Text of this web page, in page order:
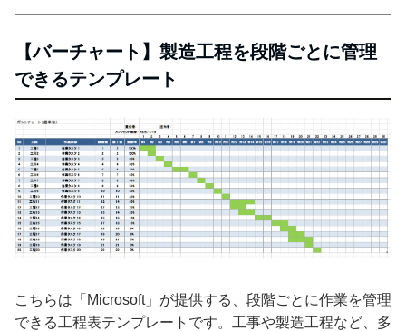
【バーチャート】製造工程を段階ごとに管理
できるテンプレート
こちらは「Microsoft」が提供する、段階ごとに作業を管理
できる工程表テンプレートです。工事や製造工程など、多